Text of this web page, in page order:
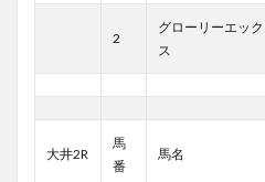
2
グローリーエック
ス
大井2R
馬
番
馬名